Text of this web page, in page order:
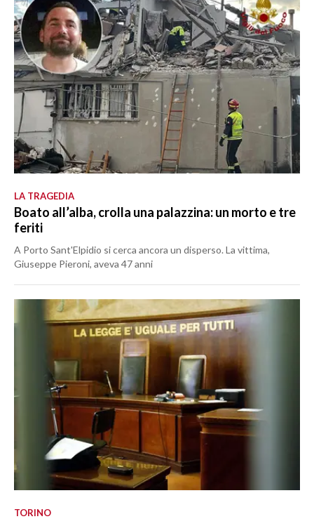
LA TRAGEDIA
Boato all’alba, crolla una palazzina: un morto e tre
feriti
A Porto Sant'Elpidio si cerca ancora un disperso. La vittima,
Giuseppe Pieroni, aveva 47 anni
TORINO